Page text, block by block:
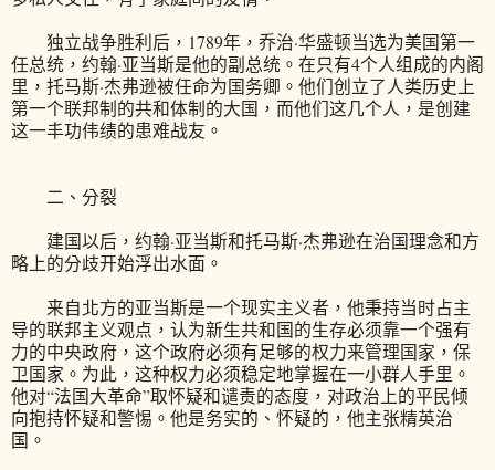
独立战争胜利后，1789年，乔治·华盛顿当选为美国第一
任总统，约翰·亚当斯是他的副总统。在只有4个人组成的内阁
里，托马斯·杰弗逊被任命为国务卿。他们创立了人类历史上
第一个联邦制的共和体制的大国，而他们这几个人，是创建
这一丰功伟绩的患难战友。
二、分裂
建国以后，约翰·亚当斯和托马斯·杰弗逊在治国理念和方
略上的分歧开始浮出水面。
来自北方的亚当斯是一个现实主义者，他秉持当时占主
导的联邦主义观点，认为新生共和国的生存必须靠一个强有
力的中央政府，这个政府必须有足够的权力来管理国家，保
卫国家。为此，这种权力必须稳定地掌握在一小群人手里。
他对“法国大革命”取怀疑和谴责的态度，对政治上的平民倾
向抱持怀疑和警惕。他是务实的、怀疑的，他主张精英治
国。